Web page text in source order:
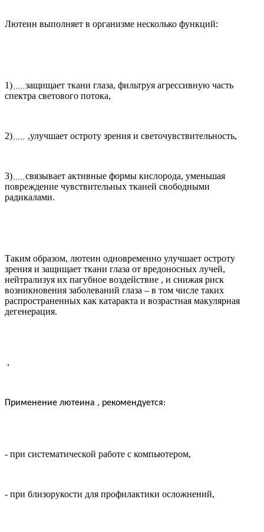
Лютеин выполняет в организме несколько функций:
1) , , , , , защищает ткани глаза, фильтруя агрессивную часть
спектра светового потока,
2) , , , , , ,улучшает остроту зрения и светочувствительность,
3) , , , , , связывает активные формы кислорода, уменьшая
повреждение чувствительных тканей свободными
радикалами.
Таким образом, лютеин одновременно улучшает остроту
зрения и защищает ткани глаза от вредоносных лучей,
нейтрализуя их пагубное воздействие , и снижая риск
возникновения заболеваний глаза – в том числе таких
распространенных как катаракта и возрастная макулярная
дегенерация.
,
Применение лютеина , рекомендуется:
- при систематической работе с компьютером,
- при близорукости для профилактики осложнений,